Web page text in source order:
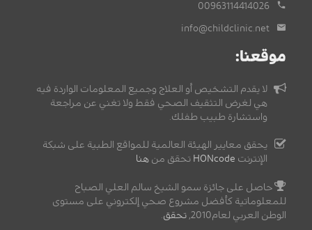
00963114414026
info@childclinic.net
موقعنا:
لا يقدم التشخيص أو العلاج وجميع المعلومات الواردة فيه
هي لغرض التثقيف الصحي فقط ولا تغني عن مراجعة
واستشارة طبيب طفلك.
يحقق معايير الهيئة العالمية للمواقع الطبية على شبكة
الإنترنت HONcode تحقق من هنا
حاصل على جائزة سمو الشيخ سالم العلي الصباح
للمعلوماتية كأفضل مشروع صحي إلكتروني على مستوى
الوطن العربي لعام2010,
تحقق